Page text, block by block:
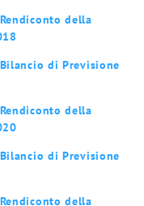
della
di Previsione
della
di Previsione
della